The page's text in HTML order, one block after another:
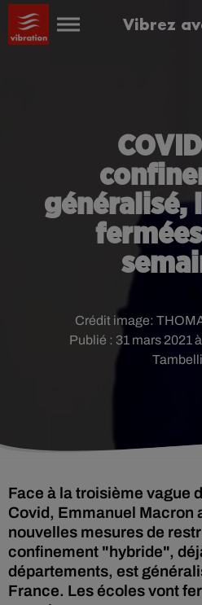
Vibrez
généralisé,
Publié : 31 mars 2021
Crédit image:
Face à la troisième vague
Covid, Emmanuel Macron
nouvelles mesures de
confinement "hybride",
départements, est
France. Les écoles vont